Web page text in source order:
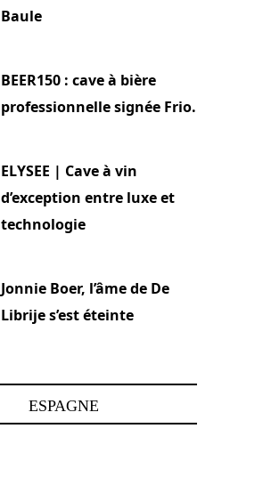
Baule
BEER150 : cave à bière
professionnelle signée Frio.
ELYSEE | Cave à vin
d’exception entre luxe et
technologie
Jonnie Boer, l’âme de De
Librije s’est éteinte
ESPAGNE